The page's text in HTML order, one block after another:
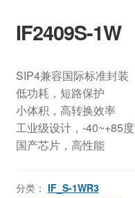
IF2409S-1W
SIP4兼容国际标准封装
低功耗，短路保护
小体积，高转换效率
工业级设计，-40~+85度
国产芯片，高性能
分类： IF_S-1WR3